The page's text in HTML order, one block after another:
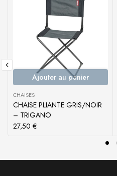
Ajouter au panier
CHAISES
CHAISE PLIANTE GRIS/NOIR
– TRIGANO
27,50 €